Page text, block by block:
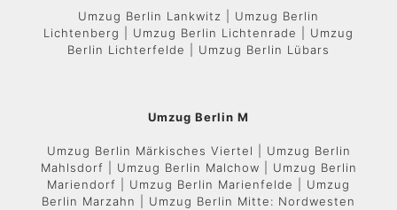
Umzug Berlin Lankwitz | Umzug Berlin
Lichtenberg | Umzug Berlin Lichtenrade | Umzug
Berlin Lichterfelde | Umzug Berlin Lübars
Umzug Berlin M
Umzug Berlin Märkisches Viertel | Umzug Berlin
Mahlsdorf | Umzug Berlin Malchow | Umzug Berlin
Mariendorf | Umzug Berlin Marienfelde | Umzug
Berlin Marzahn | Umzug Berlin Mitte: Nordwesten